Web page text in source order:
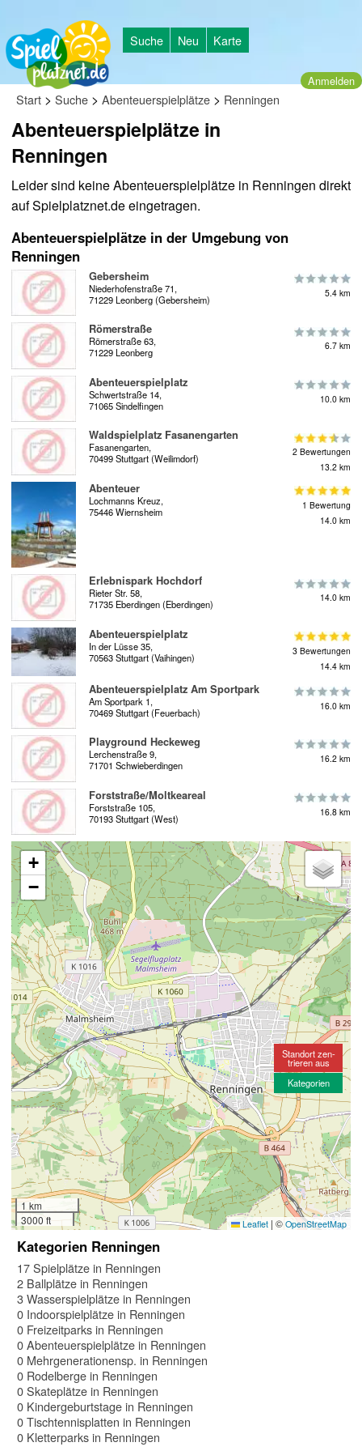
Suche Neu Karte
Anmelden
Start > Suche > Abenteuerspielplätze > Renningen
Abenteuerspielplätze in
Renningen
Leider sind keine Abenteuerspielplätze in Renningen direkt
auf Spielplatznet.de eingetragen.
Abenteuerspielplätze in der Umgebung von
Renningen
Gebersheim
Niederhofenstraße 71,
71229 Leonberg (Gebersheim)
5.4 km
Römerstraße
Römerstraße 63,
71229 Leonberg
6.7 km
Abenteuerspielplatz
Schwertstraße 14,
71065 Sindelfingen
10.0 km
Waldspielplatz Fasanengarten
Fasanengarten,
70499 Stuttgart (Weilimdorf)
2 Bewertungen
13.2 km
Abenteuer
Lochmanns Kreuz,
75446 Wiernsheim
1 Bewertung
14.0 km
Erlebnispark Hochdorf
Rieter Str. 58,
71735 Eberdingen (Eberdingen)
14.0 km
Abenteuerspielplatz
In der Lüsse 35,
70563 Stuttgart (Vaihingen)
3 Bewertungen
14.4 km
Abenteuerspielplatz Am Sportpark
Am Sportpark 1,
70469 Stuttgart (Feuerbach)
16.0 km
Playground Heckeweg
Lerchenstraße 9,
71701 Schwieberdingen
16.2 km
Forststraße/Moltkeareal
Forststraße 105,
70193 Stuttgart (West)
16.8 km
+
−
1 km
3000 ft
Leaflet | © OpenStreetMap
Standort zen-
trieren aus
Kategorien
Kategorien Renningen
17 Spielplätze in Renningen
2 Ballplätze in Renningen
3 Wasserspielplätze in Renningen
0 Indoorspielplätze in Renningen
0 Freizeitparks in Renningen
0 Abenteuerspielplätze in Renningen
0 Mehrgenerationensp. in Renningen
0 Rodelberge in Renningen
0 Skateplätze in Renningen
0 Kindergeburtstage in Renningen
0 Tischtennisplatten in Renningen
0 Kletterparks in Renningen